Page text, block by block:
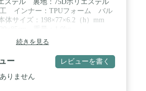
ステル 裏地：75Dポリエステル
工 インナー：TPUフォーム バル
体サイズ：198×77×6.2（h）mm
続きを見る
ー レビューを書く
りません